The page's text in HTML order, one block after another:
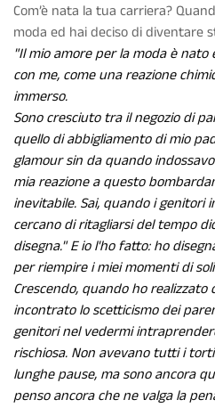
Com’è nata la tua carriera?
moda ed hai deciso di diventare
"Il mio amore per la moda è
con me, come una reazione
immerso.
Sono cresciuto tra il negozio di
quello di abbigliamento di mio
glamour sin da quando
mia reazione a questo
inevitabile. Sai, quando i genitori
cercano di ritagliarsi del tempo
disegna." E io l'ho fatto: ho
per riempire i miei momenti di
Crescendo, quando ho
incontrato lo scetticismo dei
genitori nel vedermi
rischiosa. Non avevano tutti i
lunghe pause, ma sono ancora
penso ancora che ne valga la